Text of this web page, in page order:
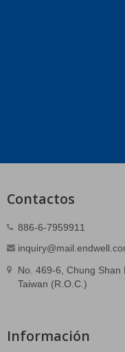
Contactos
886-6-7959911
No. 469-6, Chung Shan
Taiwan (R.O.C.)
Información